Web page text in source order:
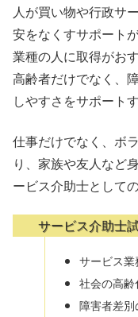
人が買い物や行政サ
安をなくすサポート
業種の人に取得がお
高齢者だけでなく、
しやすさをサポート
仕事だけでなく、ボ
り、家族や友人など
ービス介助士として
サービス介助士
サービス
社会の高齢
障害者差